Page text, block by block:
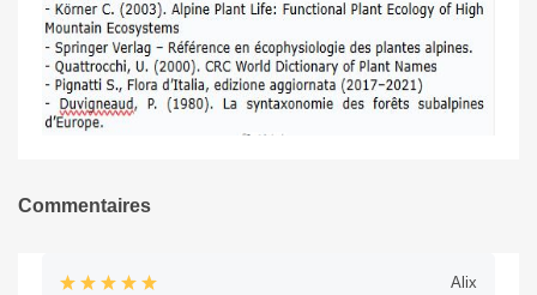
Commentaires
Alix